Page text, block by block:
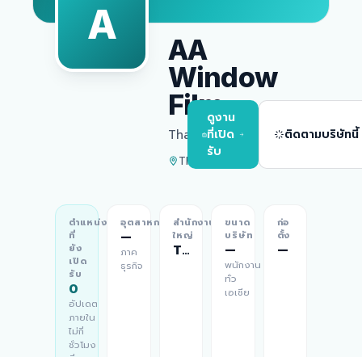
A
AA
Window
Film
Thailand
Thailand
ดูงาน
ที่เปิด
รับ
ติดตามบริษัทนี้
ตำแหน่ง
ที่
ยัง
เปิด
รับ
0
อัปเดต
ภายใน
ไม่กี่
ชั่วโมง
อุตสาหกรรม
—
ภาค
ธุรกิจ
สำนักงาน
ใหญ่
Thailand
ขนาด
บริษัท
—
พนักงาน
ทั่ว
เอเชีย
ก่อ
ตั้ง
—